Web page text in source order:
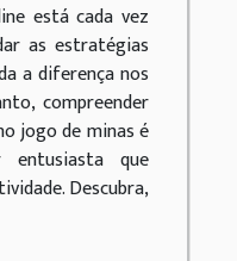
está cada vez
as estratégias
a diferença nos
compreender
jogo de minas é
entusiasta que
Descubra,